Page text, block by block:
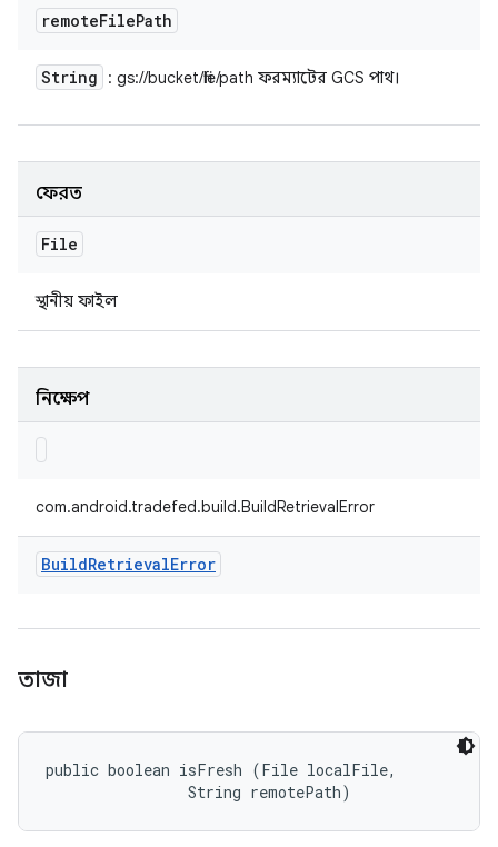
remoteFilePath
String : gs://bucket/file/path ফরম্যাটের GCS পাথ।
ফেরত
File
স্থানীয় ফাইল
নিক্ষেপ
com.android.tradefed.build.BuildRetrievalError
BuildRetrievalError
তাজা
public boolean isFresh (File localFile,
                String remotePath)